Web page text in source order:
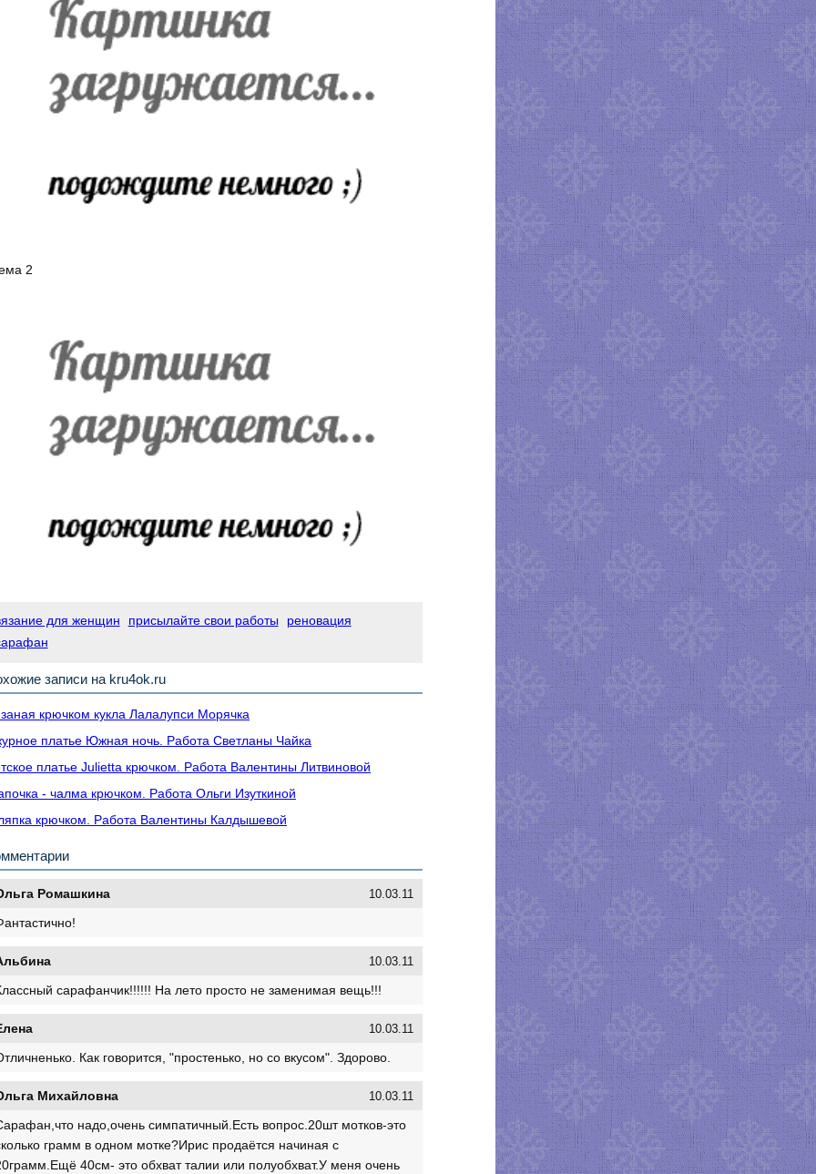
2
для женщин присылайте свои работы
реновация
записи на kru4ok.ru
крючком кукла Лалалупси Морячка
платье Южная ночь. Работа Светланы Чайка
платье Julietta крючком. Работа Валентины Литвиновой
- чалма крючком. Работа Ольги Изуткиной
крючком. Работа Валентины Калдышевой
Ромашкина 10.03.11
10.03.11
сарафанчик!!!!!! На лето просто не заменимая вещь!!!
10.03.11
Как говорится, "простенько, но со вкусом". Здорово.
Михайловна 10.03.11
надо,очень симпатичный.Есть вопрос.20шт мотков-это
грамм в одном мотке?Ирис продаётся начиная с
40см- это обхват талии или полуобхват.У меня очень